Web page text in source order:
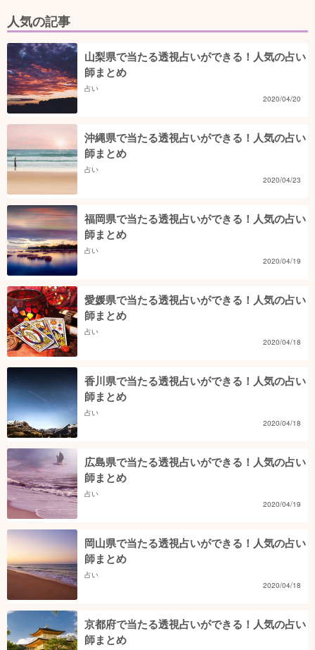
人気の記事
山梨県で当たる透視占いができる！人気の占い
師まとめ
占い
2020/04/20
沖縄県で当たる透視占いができる！人気の占い
師まとめ
占い
2020/04/23
福岡県で当たる透視占いができる！人気の占い
師まとめ
占い
2020/04/19
愛媛県で当たる透視占いができる！人気の占い
師まとめ
占い
2020/04/18
香川県で当たる透視占いができる！人気の占い
師まとめ
占い
2020/04/18
広島県で当たる透視占いができる！人気の占い
師まとめ
占い
2020/04/19
岡山県で当たる透視占いができる！人気の占い
師まとめ
占い
2020/04/18
京都府で当たる透視占いができる！人気の占い
師まとめ